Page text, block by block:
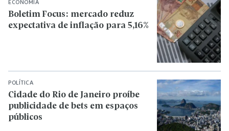
ECONOMIA
Boletim Focus: mercado reduz
expectativa de inflação para 5,16%
POLÍTICA
Cidade do Rio de Janeiro proíbe
publicidade de bets em espaços
públicos